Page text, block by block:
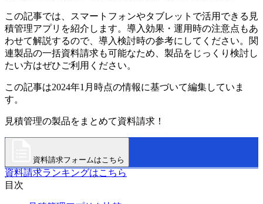
この記事では、スマートフォンやタブレットで活用できる見
積管理アプリを紹介します。導入効果・運用時の注意点もあ
わせて解説するので、導入検討時の参考にしてください。関
連製品の一括資料請求も可能なため、製品をじっくり検討し
たい方はぜひご利用ください。
この記事は2024年1月時点の情報に基づいて編集していま
す。
見積管理の製品をまとめて資料請求！
資料請求フォームはこちら
資料請求ランキングはこちら
目次